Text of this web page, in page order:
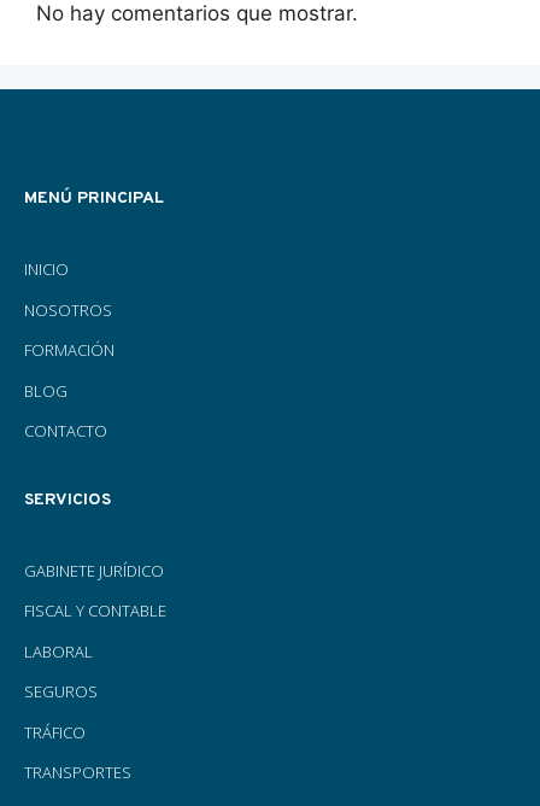
No hay comentarios que mostrar.
MENÚ PRINCIPAL
INICIO
NOSOTROS
FORMACIÓN
BLOG
CONTACTO
SERVICIOS
GABINETE JURÍDICO
FISCAL Y CONTABLE
LABORAL
SEGUROS
TRÁFICO
TRANSPORTES